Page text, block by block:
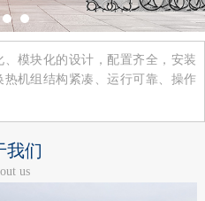
模块化的设计，配置齐全，安装
热机组结构紧凑、运行可靠、操作
我们
us